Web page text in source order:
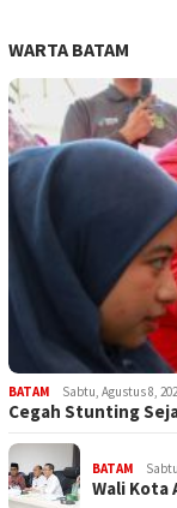
WARTA BATAM
BATAM Sabtu, Agustus 8,
Cegah Stunting
BATAM
Wali Kota